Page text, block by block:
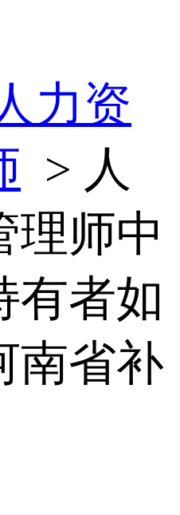
力资
> 人
理师中
有者如
南省补